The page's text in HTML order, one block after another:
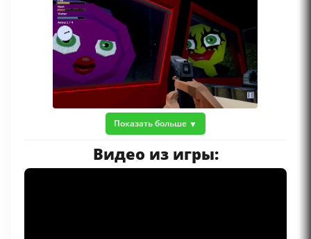
Показать больше
Видео из игры: